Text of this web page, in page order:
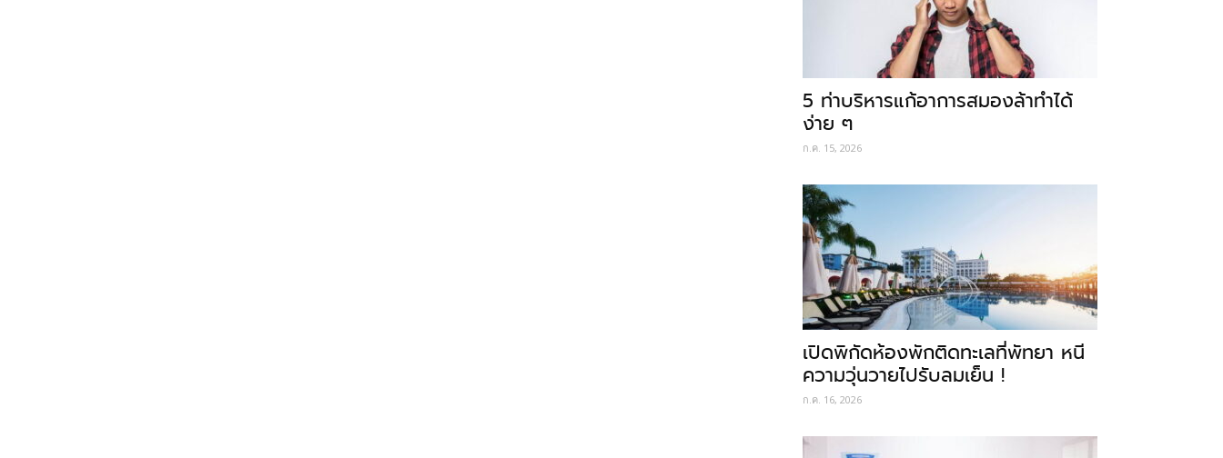
5 ท่าบริหารแก้อาการสมองล้าทำได้
ง่าย ๆ
ก.ค. 15, 2026
เปิดพิกัดห้องพักติดทะเลที่พัทยา หนี
ความวุ่นวายไปรับลมเย็น !
ก.ค. 16, 2026